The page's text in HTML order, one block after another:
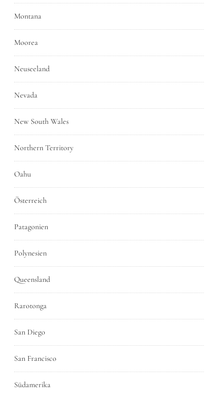
Montana
Moorea
Neuseeland
Nevada
New South Wales
Northern Territory
Oahu
Österreich
Patagonien
Polynesien
Queensland
Rarotonga
San Diego
San Francisco
Südamerika